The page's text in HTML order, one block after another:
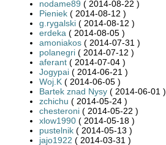
nodame89 ( 2014-08-22 )
Pieniek ( 2014-08-12 )
g.rygalski ( 2014-08-12 )
erdeka ( 2014-08-05 )
amoniakos ( 2014-07-31 )
polanegri ( 2014-07-12 )
aferant ( 2014-07-04 )
Jogypai ( 2014-06-21 )
Woj.K ( 2014-06-05 )
Bartek znad Nysy ( 2014-06-01 )
zchichu ( 2014-05-24 )
chesteroni ( 2014-05-22 )
xlow1990 ( 2014-05-18 )
pustelnik ( 2014-05-13 )
jajo1922 ( 2014-03-31 )